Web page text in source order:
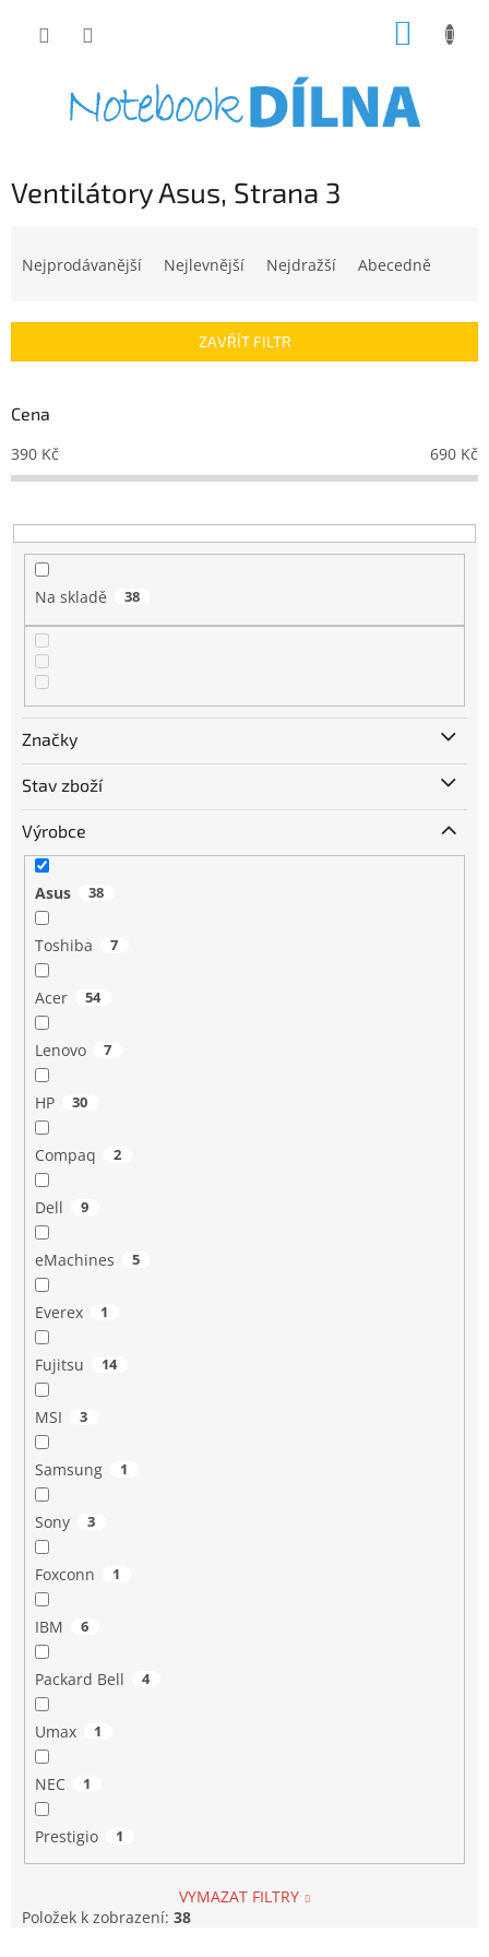
Ventilátory Asus, Strana 3
í
r
o
d
u
t
ů
Nejprodávanější Nejlevnější Nejdražší Abecedně
ZAVŘÍT FILTR
Cena
390 Kč 690 Kč
Na skladě 38
Značky
Stav zboží
Výrobce
Asus 38
Toshiba 7
Acer 54
Lenovo 7
HP 30
Compaq 2
Dell 9
eMachines 5
Everex 1
Fujitsu 14
MSI 3
Samsung 1
Sony 3
Foxconn 1
IBM 6
Packard Bell 4
Umax 1
NEC 1
Prestigio 1
VYMAZAT FILTRY
Položek k zobrazení: 38